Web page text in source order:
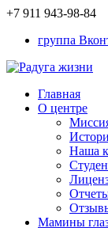
+7 911 943-98-84
группа
Главная
О центре
Наша
Мамины